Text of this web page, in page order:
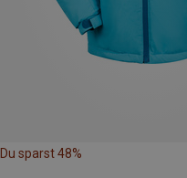
Du sparst 48%